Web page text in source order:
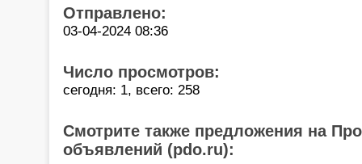
Отправлено:
03-04-2024 08:36
Число просмотров:
сегодня: 1, всего: 258
Смотрите также предложения на
объявлений (pdo.ru):